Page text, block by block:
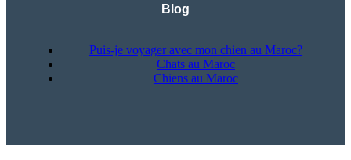
Blog
Puis-je voyager avec mon chien au Maroc?
Chats au Maroc
Chiens au Maroc